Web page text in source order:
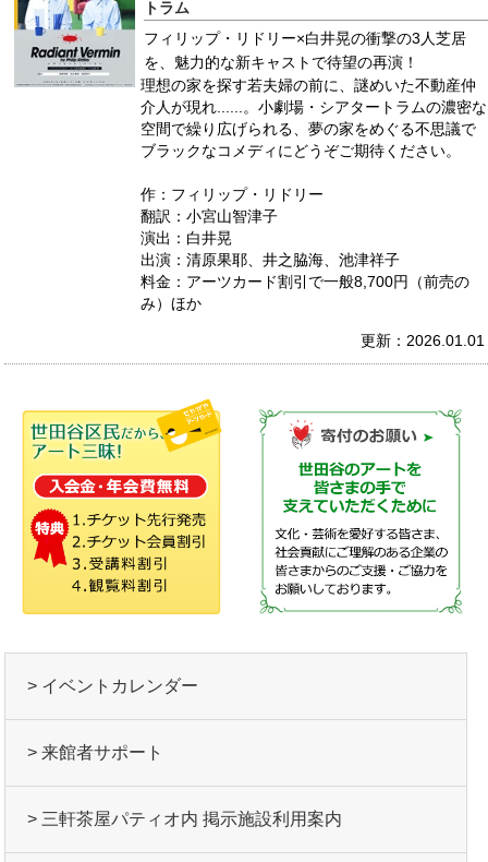
トラム
フィリップ・リドリー×白井晃の衝撃の3人芝居
を、魅力的な新キャストで待望の再演！
理想の家を探す若夫婦の前に、謎めいた不動産仲
介人が現れ......。小劇場・シアタートラムの濃密な
空間で繰り広げられる、夢の家をめぐる不思議で
ブラックなコメディにどうぞご期待ください。
作：フィリップ・リドリー
翻訳：小宮山智津子
演出：白井晃
出演：清原果耶、井之脇海、池津祥子
料金：アーツカード割引で一般8,700円（前売の
み）ほか
更新：2026.01.01
> イベントカレンダー
> 来館者サポート
> 三軒茶屋パティオ内 掲示施設利用案内